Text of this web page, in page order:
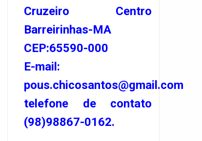
Cruzeiro Centro
Barreirinhas-MA
CEP:65590-000
E-mail:
pous.chicosantos@gmail.com
telefone de contato
(98)98867-0162.